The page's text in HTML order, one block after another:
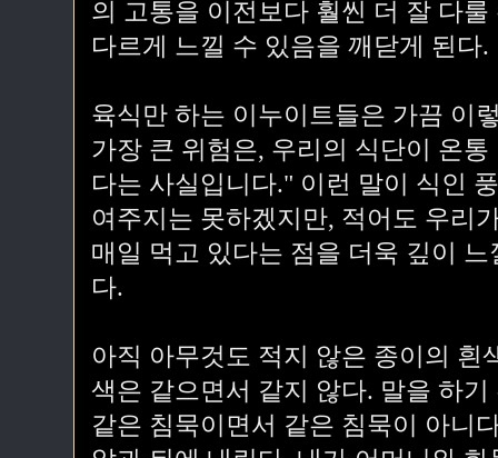
의 고통을 이전보다 훨씬 더 잘 다
다르게 느낄 수 있음을 깨닫게 된다.
육식만 하는 이누이트들은 가끔 이
가장 큰 위험은, 우리의 식단이 온
다는 사실입니다." 이런 말이 식인
여주지는 못하겠지만, 적어도 우리
매일 먹고 있다는 점을 더욱 깊이
다.
아직 아무것도 적지 않은 종이의 흰
색은 같으면서 같지 않다. 말을 하
같은 침묵이면서 같은 침묵이 아니